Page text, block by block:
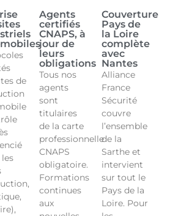
de
Agents
certifiés
CNAPS, à
jour de
leurs
obligations
Tous nos
agents
sont
titulaires
de la carte
professionnelle
CNAPS
obligatoire.
Formations
continues
aux
Couverture
Pays de
la Loire
complète
avec
Nantes
Alliance
France
Sécurité
couvre
l’ensemble
de la
Sarthe et
intervient
sur tout le
Pays de la
Loire. Pour